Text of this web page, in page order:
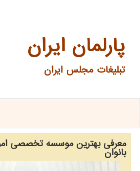
پارلمان ایران
تبلیغات مجلس ایران
معرفی بهترین موسسه تخصصی
بانوان